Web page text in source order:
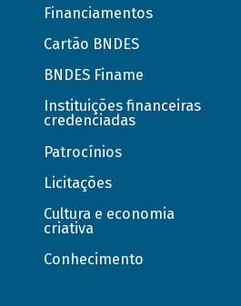
Financiamentos
Cartão BNDES
BNDES Finame
Instituições financeiras
credenciadas
Patrocínios
Licitações
Cultura e economia
criativa
Conhecimento